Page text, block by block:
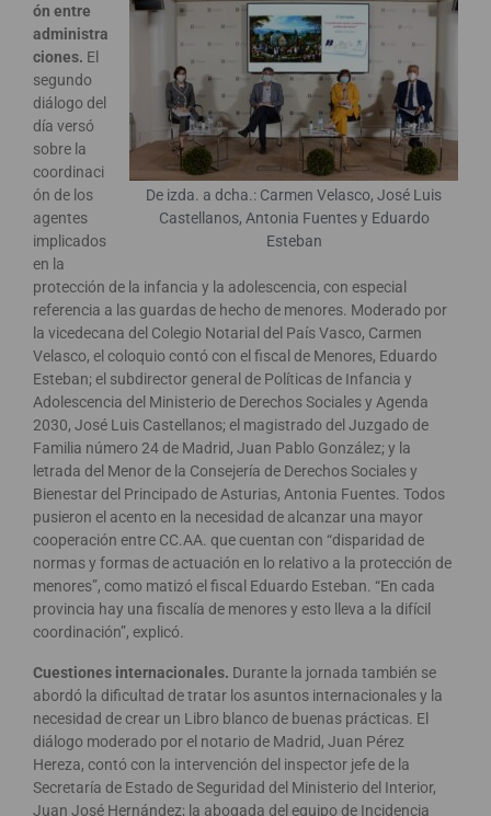
De izda. a dcha.: Carmen Velasco, José Luis
Castellanos, Antonia Fuentes y Eduardo
Esteban
ón entre
administra
ciones. El
segundo
diálogo del
día versó
sobre la
coordinaci
ón de los
agentes
implicados
en la
protección de la infancia y la adolescencia, con especial
referencia a las guardas de hecho de menores. Moderado por
la vicedecana del Colegio Notarial del País Vasco, Carmen
Velasco, el coloquio contó con el fiscal de Menores, Eduardo
Esteban; el subdirector general de Políticas de Infancia y
Adolescencia del Ministerio de Derechos Sociales y Agenda
2030, José Luis Castellanos; el magistrado del Juzgado de
Familia número 24 de Madrid, Juan Pablo González; y la
letrada del Menor de la Consejería de Derechos Sociales y
Bienestar del Principado de Asturias, Antonia Fuentes. Todos
pusieron el acento en la necesidad de alcanzar una mayor
cooperación entre CC.AA. que cuentan con “disparidad de
normas y formas de actuación en lo relativo a la protección de
menores”, como matizó el fiscal Eduardo Esteban. “En cada
provincia hay una fiscalía de menores y esto lleva a la difícil
coordinación”, explicó.
Cuestiones internacionales. Durante la jornada también se
abordó la dificultad de tratar los asuntos internacionales y la
necesidad de crear un Libro blanco de buenas prácticas. El
diálogo moderado por el notario de Madrid, Juan Pérez
Hereza, contó con la intervención del inspector jefe de la
Secretaría de Estado de Seguridad del Ministerio del Interior,
Juan José Hernández; la abogada del equipo de Incidencia